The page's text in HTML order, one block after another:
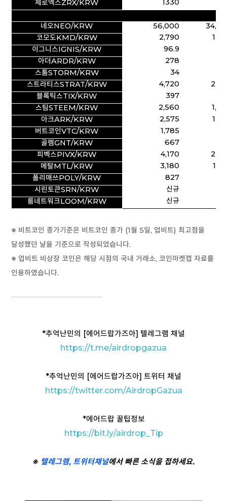
제로엑스ZRX/KRW
네오NEO/KRW 56,000
코모도KMD/KRW
2,790
이그니스IGNIS/KRW
96.9
아더ARDR/KRW
278
스톰STORM/KRW
34
스트라티스STRAT/KRW
4,720
블록틱스TIX/KRW
397
스팀STEEM/KRW
2,560
아크ARK/KRW
2,575
버트코인VTC/KRW
1,785
골렘GNT/KRW
667
피벡스PIVX/KRW
4,170
메탈MTL/KRW
3,180
폴리매쓰POLY/KRW
827
시린토큰SRN/KRW
신규
룸네트워크LOOM/KRW
신규
※ 비트코인 종가기준은 비트코인 종가 (1월 5일, 업비트) 최고점을
달성했던 날을 기준으로 작성되었습니다.
※ 업비트 비상장 코인은 해당 시점의 국내 거래소, 코인마켓캡 자료를
인용하였습니다.
*추억난민의 [에어드랍가즈아] 텔레그램 채널
https://t.me/airdropgazua
*추억난민의 [에어드랍가즈아] 트위터 채널
https://twitter.com/AirdropGazua
*에어드랍 꿀팁정보
https://bit.ly/airdrop_Tip
※ 텔레그램, 트위터채널에서 빠른 소식을 접하세요.